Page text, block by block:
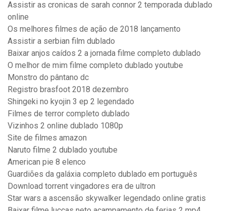
Assistir as cronicas de sarah connor 2 temporada dublado
online
Os melhores filmes de ação de 2018 lançamento
Assistir a serbian film dublado
Baixar anjos caídos 2 a jornada filme completo dublado
O melhor de mim filme completo dublado youtube
Monstro do pântano dc
Registro brasfoot 2018 dezembro
Shingeki no kyojin 3 ep 2 legendado
Filmes de terror completo dublado
Vizinhos 2 online dublado 1080p
Site de filmes amazon
Naruto filme 2 dublado youtube
American pie 8 elenco
Guardiões da galáxia completo dublado em português
Download torrent vingadores era de ultron
Star wars a ascensão skywalker legendado online gratis